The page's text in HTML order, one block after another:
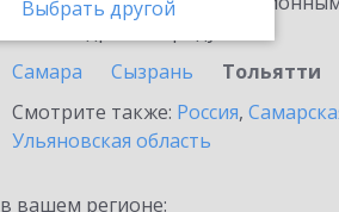
Выбрать другой
Самара
Сызрань
Тольятти
Смотрите также: Россия,
Ульяновская область
вашем регионе: